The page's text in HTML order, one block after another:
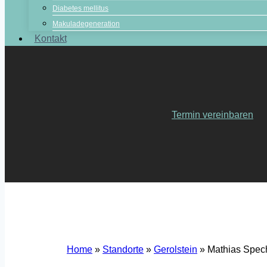
Diabetes mellitus
Makuladegeneration
Kontakt
Termin vereinbaren
Home » Standorte » Gerolstein » Mathias